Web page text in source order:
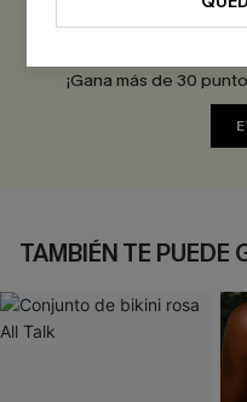
¡Gana más de 30
TAMBIÉN TE PUEDE